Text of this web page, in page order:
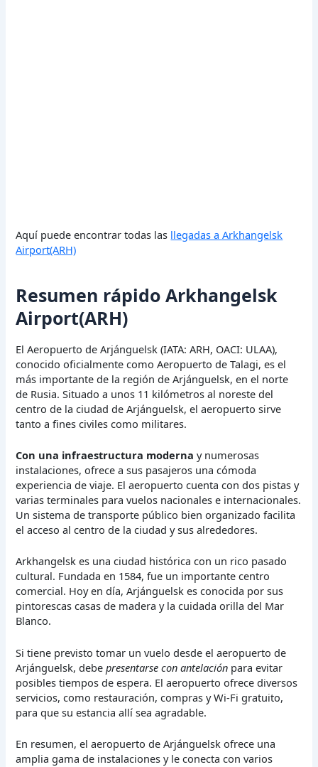
Aquí puede encontrar todas las llegadas a Arkhangelsk
Airport(ARH)
Resumen rápido Arkhangelsk
Airport(ARH)
El Aeropuerto de Arjánguelsk (IATA: ARH, OACI: ULAA),
conocido oficialmente como Aeropuerto de Talagi, es el
más importante de la región de Arjánguelsk, en el norte
de Rusia. Situado a unos 11 kilómetros al noreste del
centro de la ciudad de Arjánguelsk, el aeropuerto sirve
tanto a fines civiles como militares.
Con una infraestructura moderna y numerosas
instalaciones, ofrece a sus pasajeros una cómoda
experiencia de viaje. El aeropuerto cuenta con dos pistas y
varias terminales para vuelos nacionales e internacionales.
Un sistema de transporte público bien organizado facilita
el acceso al centro de la ciudad y sus alrededores.
Arkhangelsk es una ciudad histórica con un rico pasado
cultural. Fundada en 1584, fue un importante centro
comercial. Hoy en día, Arjánguelsk es conocida por sus
pintorescas casas de madera y la cuidada orilla del Mar
Blanco.
Si tiene previsto tomar un vuelo desde el aeropuerto de
Arjánguelsk, debepresentarse con antelación para evitar
posibles tiempos de espera. El aeropuerto ofrece diversos
servicios, como restauración, compras y Wi-Fi gratuito,
para que su estancia allí sea agradable.
En resumen, el aeropuerto de Arjánguelsk ofrece una
amplia gama de instalaciones y le conecta con varios